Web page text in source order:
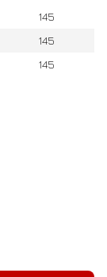
145
145
145